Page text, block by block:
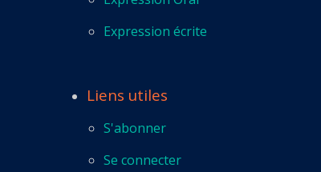
Expression écrite
Liens utiles
S'abonner
Se connecter